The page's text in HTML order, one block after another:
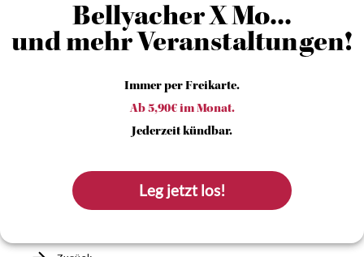
Bellyacher X Mo...
und mehr Veranstaltungen!
Immer per Freikarte.
Ab 5,90€ im Monat.
Jederzeit kündbar.
Leg jetzt los!